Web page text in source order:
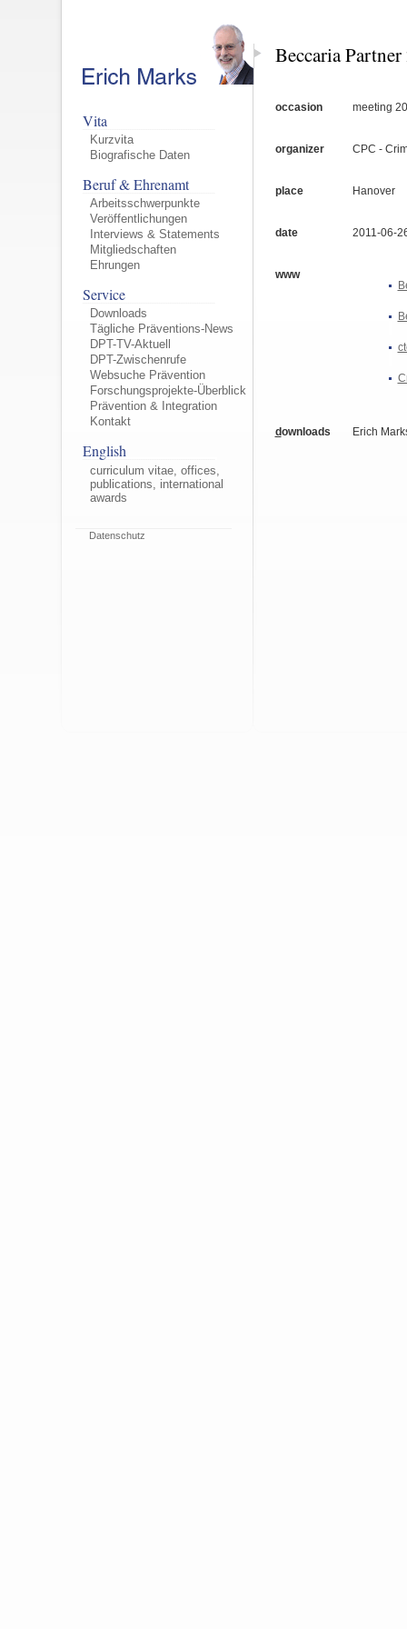
Vita
Kurzvita
Biografische Daten
Beruf & Ehrenamt
Arbeitsschwerpunkte
Veröffentlichungen
Interviews & Statements
Mitgliedschaften
Ehrungen
Service
Downloads
Tägliche Präventions-News
DPT-TV-Aktuell
DPT-Zwischenrufe
Websuche Prävention
Forschungsprojekte-Überblick
Prävention & Integration
Kontakt
English
curriculum vitae, offices,
publications, international
awards
Datenschutz
Beccaria
occasion meeting
organizer CPC -
place Hanover
date 2011-06-
www
downloads Erich